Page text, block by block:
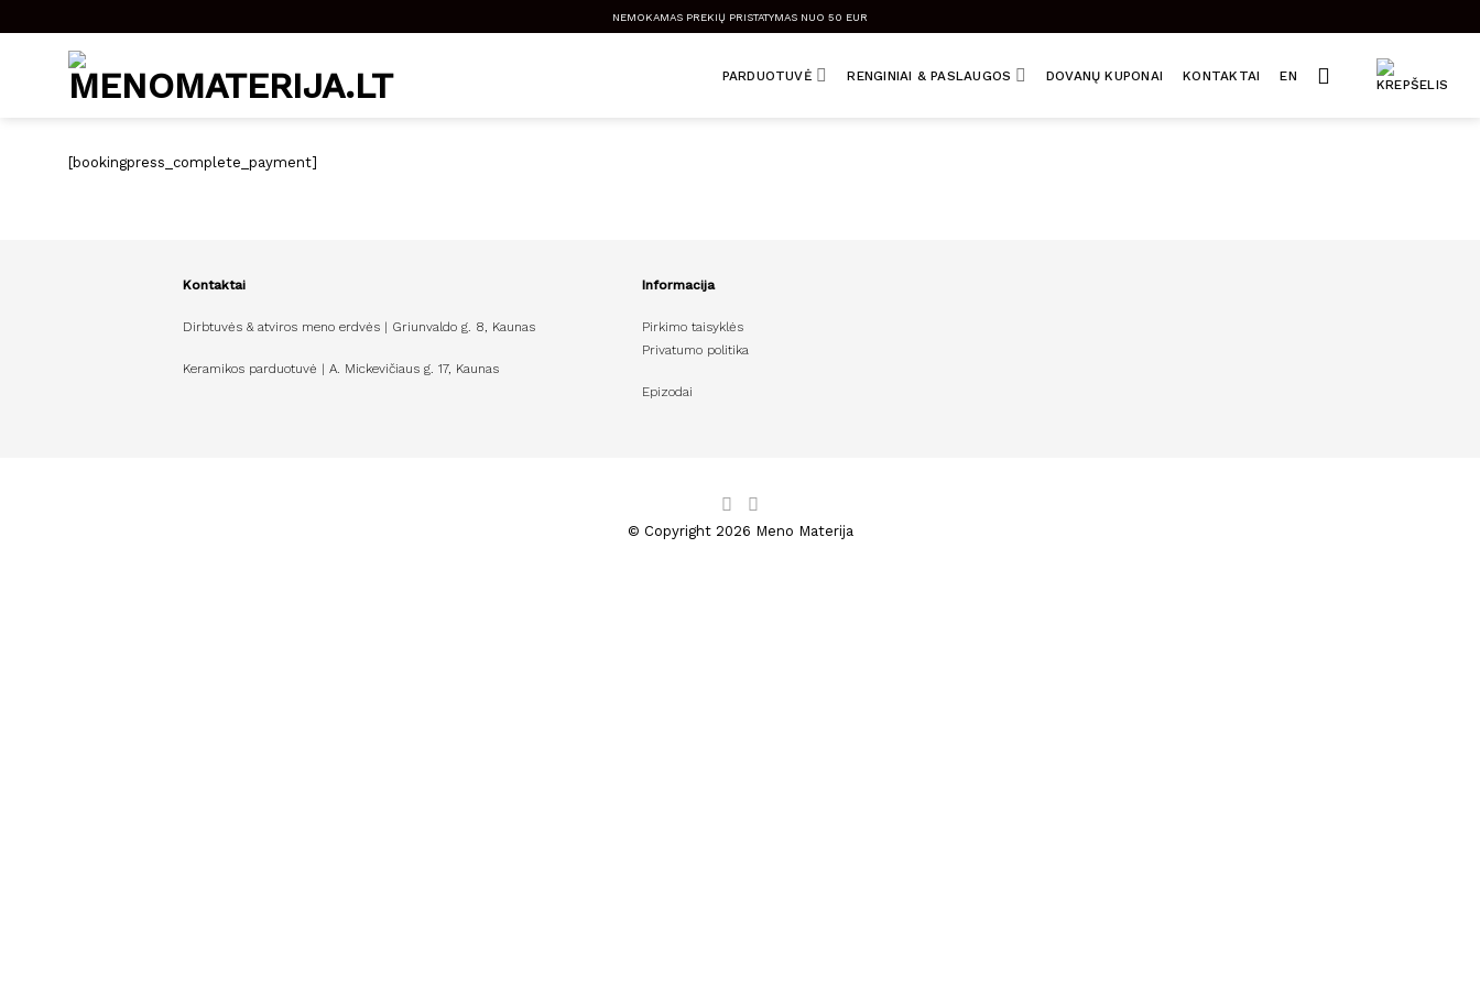
to
NEMOKAMAS PREKIŲ PRISTATYMAS NUO 50 EUR
PARDUOTUVĖ RENGINIAI & PASLAUGOS DOVANŲ KUPONAI KONTAKTAI EN
[bookingpress_complete_payment]
Kontaktai
Dirbtuvės & atviros meno erdvės | Griunvaldo g. 8, Kaunas
Keramikos parduotuvė | A. Mickevičiaus g. 17, Kaunas
Informacija
Pirkimo taisyklės
Privatumo politika
Epizodai
© Copyright 2026 Meno Materija